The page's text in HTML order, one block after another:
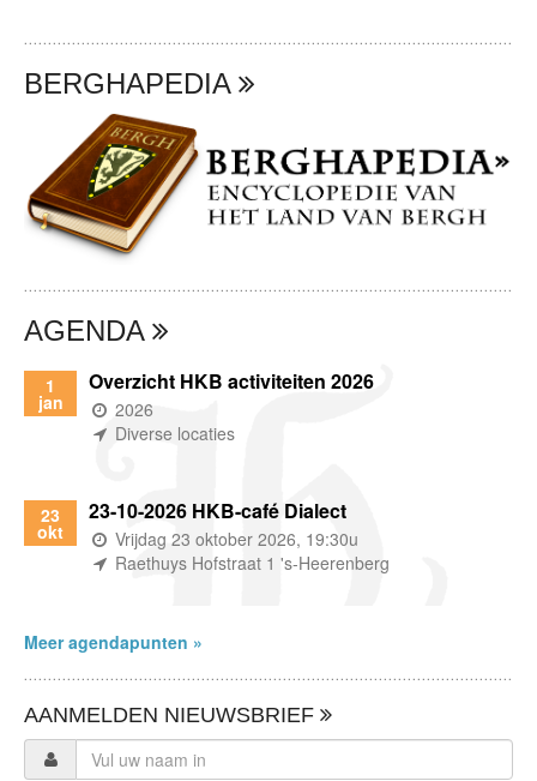
BERGHAPEDIA
AGENDA
1
jan
Overzicht HKB activiteiten 2026
(wanneer)
2026
(waar)
Diverse locaties
23
okt
23-10-2026 HKB-café Dialect
(wanneer)
Vrijdag 23 oktober 2026, 19:30u
(waar)
Raethuys Hofstraat 1 's-Heerenberg
Meer agendapunten »
AANMELDEN NIEUWSBRIEF